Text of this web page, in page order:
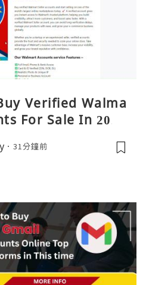
Verified Walma
For Sale In 2026
31分鐘前